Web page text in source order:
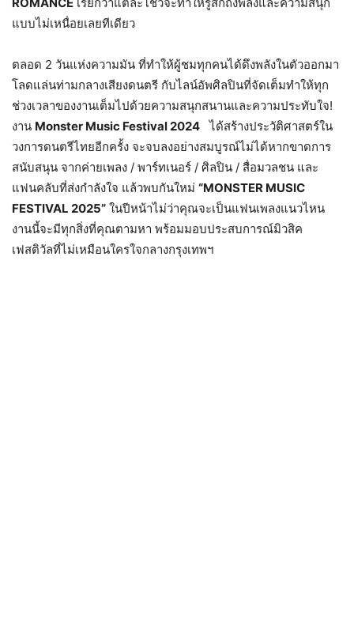
แบบไม่เหนื่อยเลยทีเดียว
ตลอด 2 วันแห่งความมัน ที่ทำให้ผู้ชมทุกคนได้ดึงพลังในตัวออกมา
โลดแล่นท่ามกลางเสียงดนตรี กับไลน์อัพศิลปินที่จัดเต็มทำให้ทุก
ช่วงเวลาของงานเต็มไปด้วยความสนุกสนานและความประทับใจ!
งาน Monster Music Festival 2024 ได้สร้างประวัติศาสตร์ใน
วงการดนตรีไทยอีกครั้ง จะจบลงอย่างสมบูรณ์ไม่ได้หากขาดการ
สนับสนุน จากค่ายเพลง / พาร์ทเนอร์ / ศิลปิน / สื่อมวลชน และ
แฟนคลับที่ส่งกำลังใจ แล้วพบกันใหม่ “MONSTER MUSIC
FESTIVAL 2025” ในปีหน้าไม่ว่าคุณจะเป็นแฟนเพลงแนวไหน
งานนี้จะมีทุกสิ่งที่คุณตามหา พร้อมมอบประสบการณ์มิวสิค
เฟสติวัลที่ไม่เหมือนใครใจกลางกรุงเทพฯ